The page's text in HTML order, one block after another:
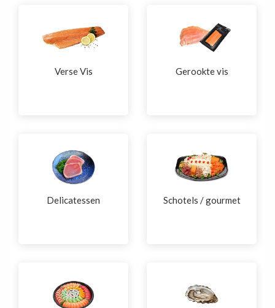
Verse Vis Gerookte vis
Delicatessen Schotels / gourmet